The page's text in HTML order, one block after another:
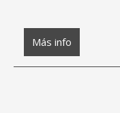
Más info